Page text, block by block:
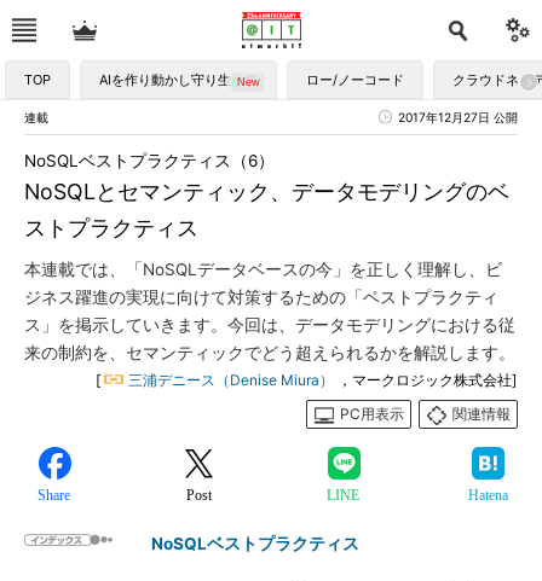
TOP AIを作り動かし守り生かす ロー/ノーコード クラウドネイ
連載 2017年12月27日 公開
NoSQLとセマンティック、データモデリングのベ
ストプラクティス
NoSQLベストプラクティス（6）
本連載では、「NoSQLデータベースの今」を正しく理解し、ビ
ジネス躍進の実現に向けて対策するための「ベストプラクティ
ス」を掲示していきます。今回は、データモデリングにおける従
来の制約を、セマンティックでどう超えられるかを解説します。
[ 三浦デニース（Denise Miura）
，マークロジック株式会社]
PC用表示
関連情報
Share Post LINE Hatena
NoSQLベストプラクティス